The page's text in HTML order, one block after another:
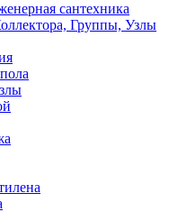
сантехника
Группы, Узлы